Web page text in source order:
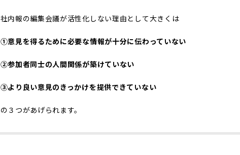
社内報の編集会議が活性化しない理由として大きくは
①意見を得るために必要な情報が十分に伝わっていない
②参加者同士の人間関係が築けていない
③より良い意見のきっかけを提供できていない
の３つがあげられます。